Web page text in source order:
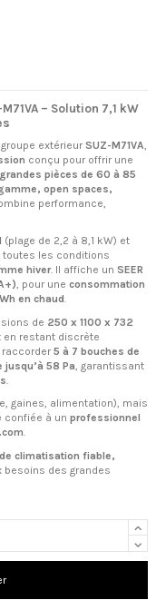
– Solution 7,1 kW
groupe extérieur SUZ-M71VA
conçu pour offrir une
grandes pièces de 60 à 85
open spaces,
performance,
(plage de 2,2 à 8,1 kW) et
toutes les conditions
hiver. Il affiche un SEER
, pour une consommation
en chaud.
de 250 x 1100 x 732
en restant discrète
raccorder 5 à 7 bouches de
58 Pa , garantissant
gaines, alimentation), mais
confiée à un professionnel
.
climatisation fiable,
besoins des grandes